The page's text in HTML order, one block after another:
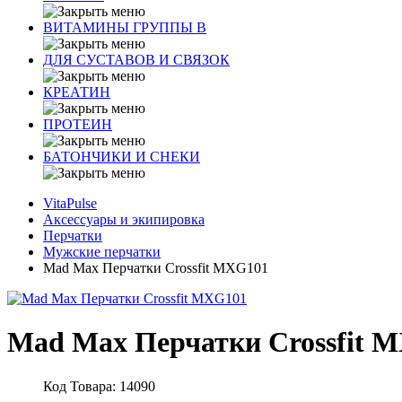
ВИТАМИНЫ ГРУППЫ В
ДЛЯ СУСТАВОВ И СВЯЗОК
КРЕАТИН
ПРОТЕИН
БАТОНЧИКИ И СНЕКИ
VitaPulse
Аксессуары и экипировка
Перчатки
Мужские перчатки
Mad Max Перчатки Crossfit MXG101
Mad Max Перчатки Crossfit
Код Товара: 14090